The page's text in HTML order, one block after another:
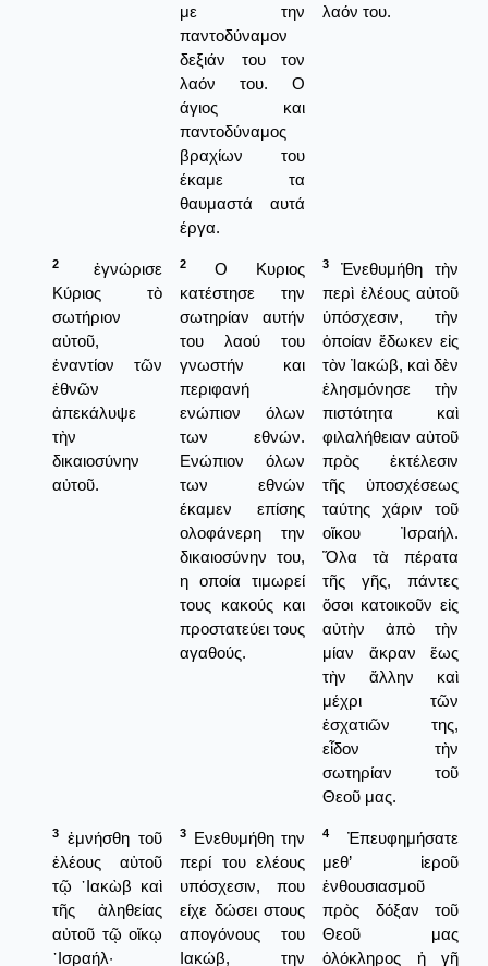
με την
παντοδύναμον
δεξιάν του τον
λαόν του. Ο
άγιος και
παντοδύναμος
βραχίων του
έκαμε τα
θαυμαστά αυτά
έργα.
λαόν του.
2
ἐγνώρισε
Κύριος τὸ
σωτήριον
αὐτοῦ,
ἐναντίον τῶν
ἐθνῶν
ἀπεκάλυψε
τὴν
δικαιοσύνην
αὐτοῦ.
2
Ο Κυριος
κατέστησε την
σωτηρίαν αυτήν
του λαού του
γνωστήν και
περιφανή
ενώπιον όλων
των εθνών.
Ενώπιον όλων
των εθνών
έκαμεν επίσης
ολοφάνερη την
δικαιοσύνην του,
η οποία τιμωρεί
τους κακούς και
προστατεύει τους
αγαθούς.
3
Ἐνεθυμήθη τὴν
περὶ ἐλέους αὐτοῦ
ὑπόσχεσιν, τὴν
ὁποίαν ἔδωκεν εἰς
τὸν Ἰακώβ, καὶ δὲν
ἐλησμόνησε τὴν
πιστότητα καὶ
φιλαλήθειαν αὐτοῦ
πρὸς ἐκτέλεσιν
τῆς ὑποσχέσεως
ταύτης χάριν τοῦ
οἴκου Ἰσραήλ.
Ὅλα τὰ πέρατα
τῆς γῆς, πάντες
ὅσοι κατοικοῦν εἰς
αὐτὴν ἀπὸ τὴν
μίαν ἄκραν ἕως
τὴν ἄλλην καὶ
μέχρι τῶν
ἐσχατιῶν της,
εἶδον τὴν
σωτηρίαν τοῦ
Θεοῦ μας.
3
ἐμνήσθη τοῦ
ἐλέους αὐτοῦ
τῷ ᾿Ιακὼβ καὶ
τῆς ἀληθείας
αὐτοῦ τῷ οἴκῳ
᾿Ισραήλ·
3
Ενεθυμήθη την
περί του ελέους
υπόσχεσιν, που
είχε δώσει στους
απογόνους του
Ιακώβ, την
4
Ἐπευφημήσατε
μεθ’ ἱεροῦ
ἐνθουσιασμοῦ
πρὸς δόξαν τοῦ
Θεοῦ μας
ὁλόκληρος ἡ γῆ